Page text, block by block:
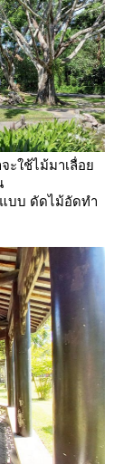
จะใช้ไม้มาเลื่อ
บบ ดัดไม้อัดทำ